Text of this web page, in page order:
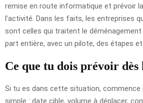
remise en route informatique et prévoir
l’activité. Dans les faits, les entreprises
sont celles qui traitent le
part entière, avec un pilote, des étapes et
Ce que tu dois prévoir dès
Si tu es dans cette situation, commence
simple : date cible, volume à déplacer,